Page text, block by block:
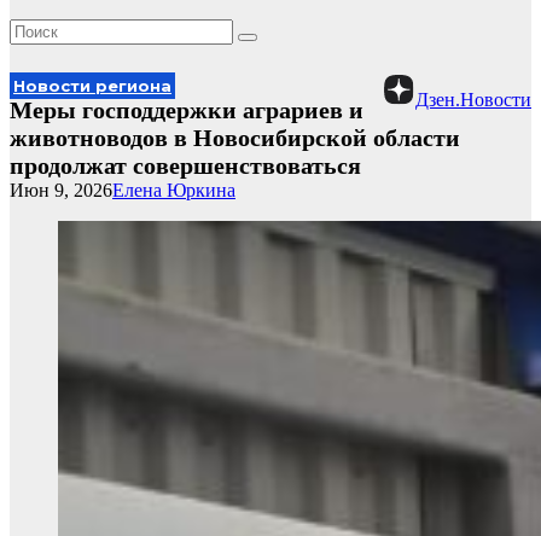
Дзен.Новости
Новости региона
Меры господдержки аграриев и
животноводов в Новосибирской области
продолжат совершенствоваться
Елена Юркина
Июн 9, 2026